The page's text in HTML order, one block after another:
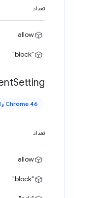
تعداد
allow
"block"
Setting
Chrome 46 والإصدارات الأحدث
تعداد
allow
"block"